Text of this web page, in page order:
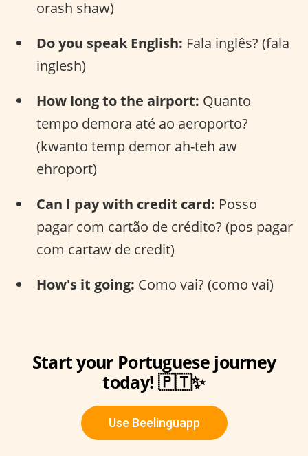
orash shaw)
Do you speak English: Fala inglês? (fala
inglesh)
How long to the airport: Quanto
tempo demora até ao aeroporto?
(kwanto temp demor ah-teh aw
ehroport)
Can I pay with credit card: Posso
pagar com cartão de crédito? (pos pagar
com cartaw de credit)
How's it going: Como vai? (como vai)
Start your Portuguese journey
today! 🇵🇹✨
Use Beelinguapp